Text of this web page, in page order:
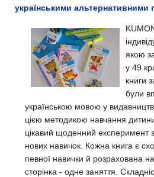
українськими альтернативними
якою
у 49
книги
були
українською мовою у
цією методикою навчання
цікавий щоденний експеримент
нових навичок. Кожна книга є
певної навички й розрахована
сторінка - одне заняття.